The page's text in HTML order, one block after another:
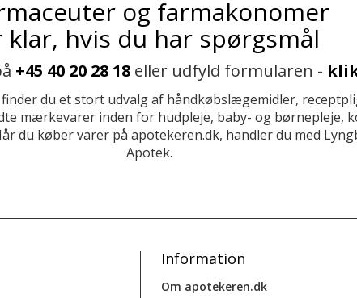
og farmakonomer
klar, hvis du har spørgsmål
+45 40 20 28 18 eller udfyld formularen -
du et stort udvalg af håndkøbslægemidler,
mærkevarer inden for hudpleje, baby- og børnepleje,
du køber varer på apotekeren.dk, handler du med
Apotek.
Information
Om apotekeren.dk